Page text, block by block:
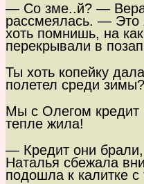
— Со зме..й? — Вера
рассмеялась. — Это
хоть помнишь, на
перекрывали в
Ты хоть копейку
полетел среди зимы?
Мы с Олегом кредит
тепле жила!
— Кредит они
Наталья сбежала
подошла к калитке с